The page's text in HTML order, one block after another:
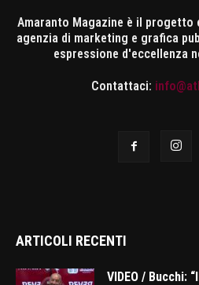
Amaranto Magazine è il progetto
agenzia di marketing e grafica
espressione d'eccellenza
Contattaci:
ARTICOLI RECENTI
VIDEO / Bucchi: